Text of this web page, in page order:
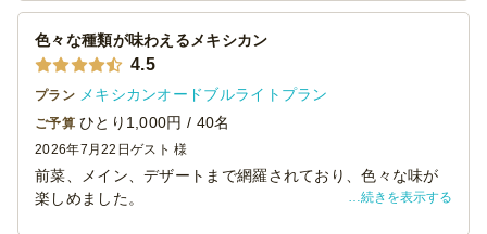
色々な種類が味わえるメキシカン
4.5
プラン メキシカンオードブルライトプラン
ご予算 ひとり1,000円 / 40名
2026年7月22日 ゲスト 様
前菜、メイン、デザートまで網羅されており、色々な味が
楽しめました。
続きを表示する